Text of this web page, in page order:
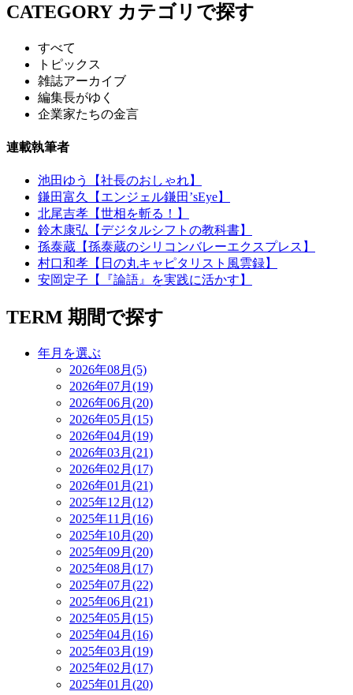
CATEGORY カテゴリで探す
すべて
トピックス
雑誌アーカイブ
編集長がゆく
企業家たちの金言
連載執筆者
池田ゆう【社長のおしゃれ】
鎌田富久【エンジェル鎌田’sEye】
北尾吉孝【世相を斬る！】
鈴木康弘【デジタルシフトの教科書】
孫泰蔵【孫泰蔵のシリコンバレーエクスプレス】
村口和孝【日の丸キャピタリスト風雲録】
安岡定子【『論語』を実践に活かす】
TERM 期間で探す
年月を選ぶ
2026年08月(5)
2026年07月(19)
2026年06月(20)
2026年05月(15)
2026年04月(19)
2026年03月(21)
2026年02月(17)
2026年01月(21)
2025年12月(12)
2025年11月(16)
2025年10月(20)
2025年09月(20)
2025年08月(17)
2025年07月(22)
2025年06月(21)
2025年05月(15)
2025年04月(16)
2025年03月(19)
2025年02月(17)
2025年01月(20)